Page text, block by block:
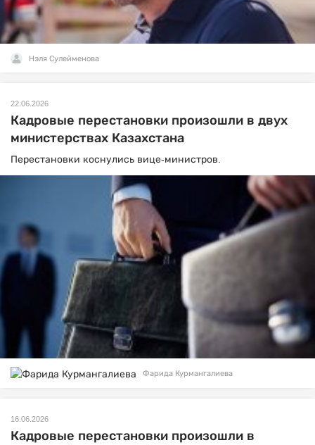
Нэля Сулейменова
22.06.2026
Кадровые перестановки произошли в двух
министерствах Казахстана
Перестановки коснулись вице-министров.
Фарида Курмангалиева
16.06.2026
Кадровые перестановки произошли в